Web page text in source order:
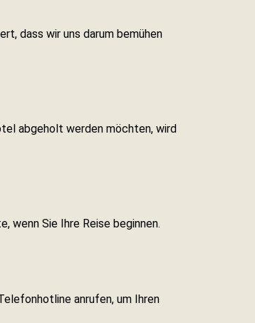
dass wir uns darum bemühen
abgeholt werden möchten, wird
wenn Sie Ihre Reise beginnen.
anrufen, um Ihren